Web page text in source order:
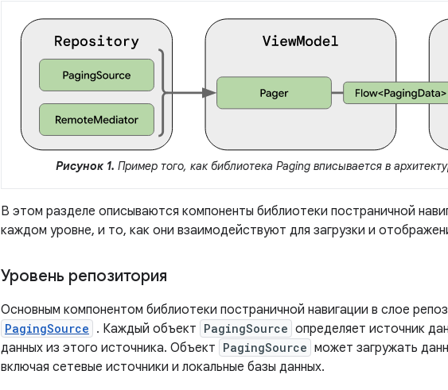
Рисунок 1. Пример того, как библиотека Paging вписывается в
В этом разделе описываются компоненты библиотеки постраничной
каждом уровне, и то, как они взаимодействуют для загрузки и
Уровень репозитория
Основным компонентом библиотеки постраничной навигации в слое
PagingSource . Каждый объект PagingSource определяет источник
данных из этого источника. Объект PagingSource может загружать
включая сетевые источники и локальные базы данных.